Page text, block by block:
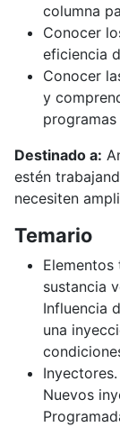
columna
Conocer
eficiencia
Conocer
y
Destinado a:
estén
necesiten
Temario
Elementos
sustancia
Influencia
una
Nuevos